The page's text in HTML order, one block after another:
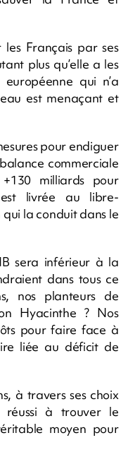
Français par ses
plus qu’elle a les
qui n’a
est menaçant et
pour endiguer
commerciale
milliards pour
est livrée au libre-
la conduit dans le
sera inférieur à la
dans tous ce
nos planteurs de
Hyacinthe ? Nos
pour faire face à
liée au déficit de
à travers ses choix
réussi à trouver le
moyen pour